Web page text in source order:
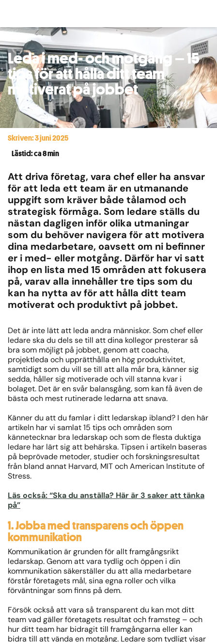
Leda i med- och motgång – 15
tips för att hålla ditt team
motiverat på jobbet
Skriven: 3 juni 2025
Lästid: ca 8 min
Att driva företag, vara chef eller ha ansvar
för att leda ett team är en utmanande
uppgift som kräver både tålamod och
strategisk förmåga. Som ledare ställs du
nästan dagligen inför olika utmaningar
som du behöver navigera för att motivera
dina medarbetare, oavsett om ni befinner
er i med- eller motgång. Därför har vi satt
ihop en lista med 15 områden att fokusera
på, varav alla innehåller tre tips som du
kan ha nytta av för att hålla ditt team
motiverat och produktivt på jobbet.
Det är inte lätt att leda andra människor. Som chef eller
ledare ska du dels se till att dina kollegor presterar så
bra som möjligt på jobbet, genom att coacha,
projektleda och upprätthålla en hög produktivitet,
samtidigt som du vill se till att alla mår bra, känner sig
sedda, håller sig motiverade och vill stanna kvar i
bolaget. Det är en svår balansgång, som kan få även de
bästa och mest rutinerade ledarna att snava.
Känner du att du famlar i ditt ledarskap ibland? I den här
artikeln har vi samlat 15 tips och områden som
kännetecknar bra ledarskap och som de flesta duktiga
ledare har lärt sig att behärska. Tipsen i artikeln baseras
på beprövade metoder, studier och forskningsresultat
från bland annat Harvard, MIT och American Institute of
Stress.
Läs också: “Ska du anställa? Här är 3 saker att tänka
på”
1. Jobba med transparens och öppen
kommunikation
Kommunikation är grunden för allt framgångsrikt
ledarskap. Genom att vara tydlig och öppen i din
kommunikation säkerställer du att alla medarbetare
förstår företagets mål, sina egna roller och vilka
förväntningar som finns på dem.
Försök också att vara så transparent du kan mot ditt
team vad gäller företagets resultat och framsteg – och
hur ditt team har bidragit till framgångarna eller kan
bidra till att vända en motgång. Ledare som tydligt visar